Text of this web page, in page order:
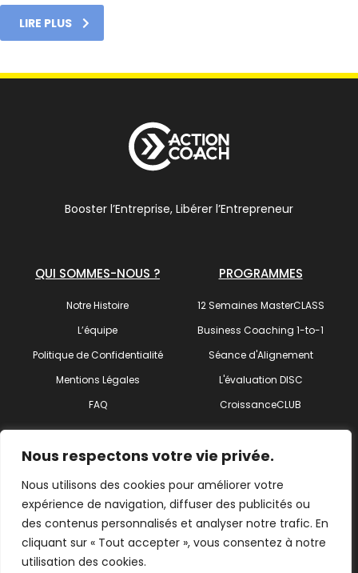
Nous respectons votre vie privée.
Nous utilisons des cookies pour améliorer votre
expérience de navigation, diffuser des publicités ou
des contenus personnalisés et analyser notre trafic. En
cliquant sur « Tout accepter », vous consentez à notre
utilisation des cookies.
LIRE PLUS
Booster l’Entreprise, Libérer l’Entrepreneur
QUI SOMMES-NOUS ?
Notre Histoire
L’équipe
Politique de Confidentialité
Mentions Légales
FAQ
PROGRAMMES
12 Semaines MasterCLASS
Business Coaching 1-to-1
Séance d'Alignement
L'évaluation DISC
CroissanceCLUB
Trouvez votre coach